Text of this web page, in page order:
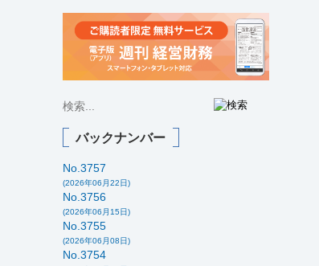
バックナンバー
No.3757
(2026年06月22日)
No.3756
(2026年06月15日)
No.3755
(2026年06月08日)
No.3754